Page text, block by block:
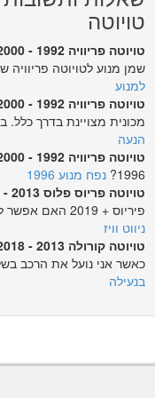
טויוטה
טויוטה פריוויה 1992 - 2000 יד שנייה
שמן מנוע לטויוטה פריוויה שנת 92 וכן
למנוע
טויוטה פריוויה 1992 - 2000 יד שנייה
מכונית מצויינת בדרך כלל.
הנעה
טויוטה פריוויה 1992 - 2000 יד שנייה
1996?
נפח מנוע 1996
טויוטה פריוס פלוס 2013 - 2018 החדשה
פיריוס + 2019 האם אפשר להתקין בה ...
ניווט וויז
טויוטה קורולה 2013 - 2018 החדשה
כאשר אני נועל את הרכב
בנעילה